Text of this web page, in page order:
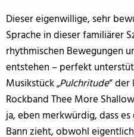
Dieser eigenwillige, sehr
Sprache in dieser familiärer
rhythmischen Bewegungen
entstehen – perfekt
Musikstück „Pulchritude“
Rockband Thee More
ja, eben merkwürdig, dass
Bann zieht, obwohl